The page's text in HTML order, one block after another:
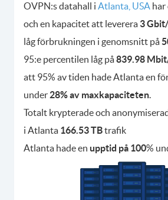
OVPN:s datahall i Atlanta, USA har
och en kapacitet att leverera 3
låg förbrukningen i genomsnitt på
95:e percentilen låg på839.98
att 95% av tiden hade Atlanta en
under 28% av maxkapaciteten.
Totalt krypterade och
i Atlanta 166.53 TBtrafik
Atlanta hade en upptid på 100%